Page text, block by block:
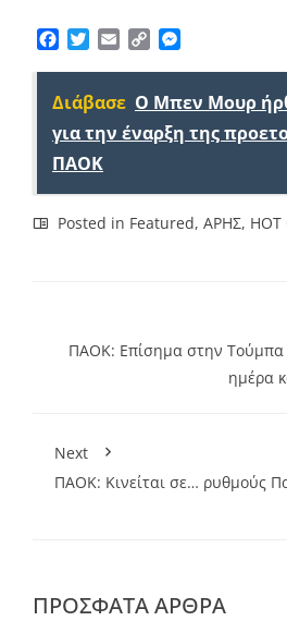
Facebook
TwitterEmailCopy
Διάβασε O Mπεν Μουρ
για την έναρξη της
ΠΑΟΚ
Posted in Featured, ΑΡΗΣ, HOT
ΠΑΟΚ: Επίσημα στην Τούμπα
ημέρα
Next
ΠΑΟΚ: Κινείται σε… ρυθμούς
ΠΡΌΣΦΑΤΑ ΆΡΘΡΑ